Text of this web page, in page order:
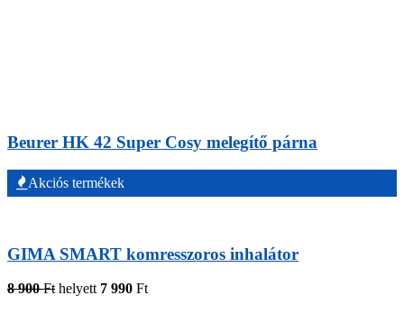
Beurer HK 42 Super Cosy melegítő párna
Akciós termékek
GIMA SMART komresszoros inhalátor
8 900 Fthelyett 7 990 Ft